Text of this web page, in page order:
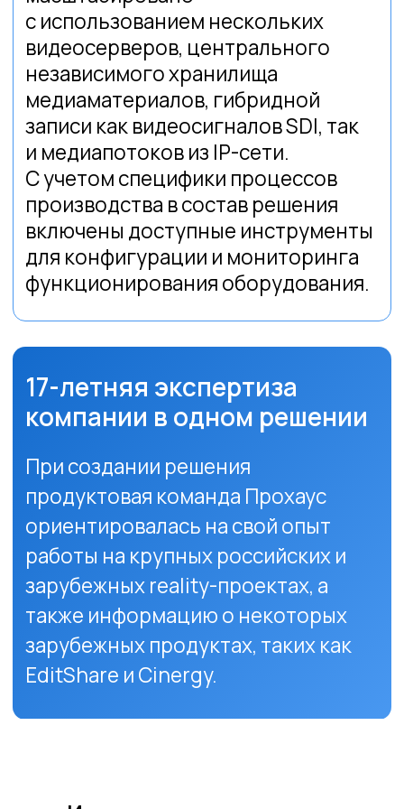
Бриз
Видеосерверная
Media Ingest
Универсальное ПО —
для инжеста медиа с
любых источников